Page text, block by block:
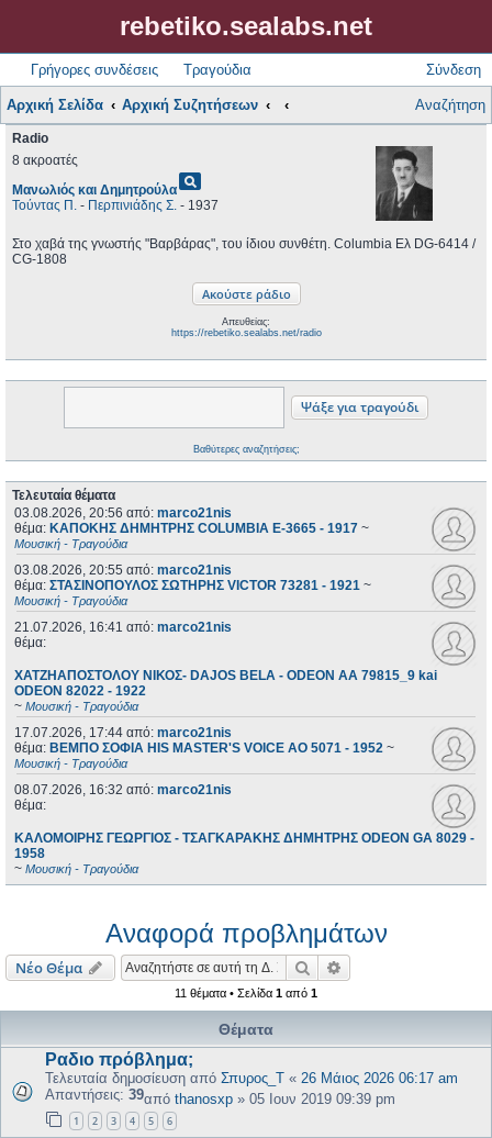
rebetiko.sealabs.net
Γρήγορες συνδέσεις Τραγούδια Σύνδεση
Αρχική Σελίδα Αρχική Συζητήσεων Αναζήτηση
Radio
8 ακροατές
Μανωλιός και Δημητρούλαpageview
Τούντας Π. - Περπινιάδης Σ. - 1937
Στο χαβά της γνωστής "Βαρβάρας", του ίδιου συνθέτη. Columbia Ελ DG-6414 /
CG-1808
Απευθείας:
https://rebetiko.sealabs.net/radio
Βαθύτερες αναζητήσεις;
Τελευταία θέματα
03.08.2026, 20:56 από: marco21nis
θέμα: ΚΑΠΟΚΗΣ ΔΗΜΗΤΡΗΣ COLUMBIA E-3665 - 1917 ~
Μουσική - Τραγούδια
03.08.2026, 20:55 από: marco21nis
θέμα: ΣΤΑΣΙΝΟΠΟΥΛΟΣ ΣΩΤΗΡΗΣ VICTOR 73281 - 1921 ~
Μουσική - Τραγούδια
21.07.2026, 16:41 από: marco21nis
θέμα:
ΧΑΤΖΗΑΠΟΣΤΟΛΟΥ ΝΙΚΟΣ- DAJOS BELA - ODEON AA 79815_9 kai
ODEON 82022 - 1922
~ Μουσική - Τραγούδια
17.07.2026, 17:44 από: marco21nis
θέμα: ΒΕΜΠΟ ΣΟΦΙΑ HIS MASTER'S VOICE AO 5071 - 1952 ~
Μουσική - Τραγούδια
08.07.2026, 16:32 από: marco21nis
θέμα:
ΚΑΛΟΜΟΙΡΗΣ ΓΕΩΡΓΙΟΣ - ΤΣΑΓΚΑΡΑΚΗΣ ΔΗΜΗΤΡΗΣ ODEON GA 8029 -
1958
~ Μουσική - Τραγούδια
Αναφορά προβλημάτων
Νέο Θέμα Αναζήτηση
11 θέματα • Σελίδα 1 από 1
Θέματα
Ραδιο πρόβλημα;
Τελευταία δημοσίευση από Σπυρος_Τ « 26 Μάιος 2026 06:17 am
Απαντήσεις: 39από thanosxp » 05 Ιουν 2019 09:39 pm
1 2 3 4 5 6